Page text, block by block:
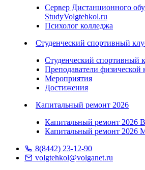
Сервер Дистанционного
StudyVolgtehkol.ru
Психолог колледжа
Студенческий спортивный
Студенческий спортивный
Преподаватели физической
Мероприятия
Достижения
Капитальный ремонт 2026
Капитальный ремонт 2026
Капитальный ремонт 2026
8(8442) 23-12-90
volgtehkol@volganet.ru